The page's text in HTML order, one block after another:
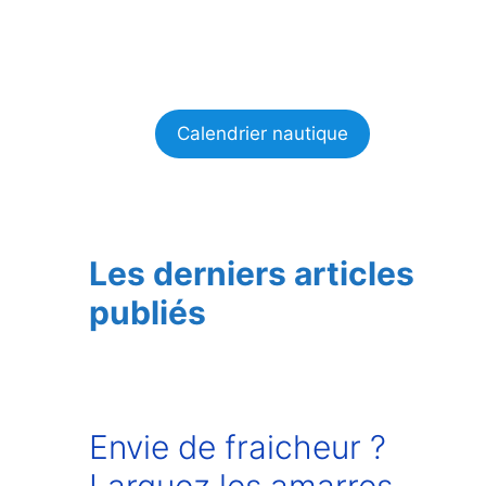
Calendrier nautique
Les derniers articles
publiés
Envie de fraicheur ?